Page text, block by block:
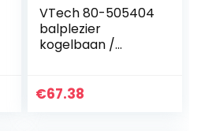
VTech 80-505404
balplezier
kogelbaan /
€67.38